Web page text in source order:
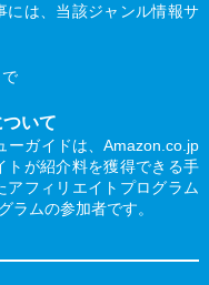
には、当該ジャンル情報サ
で
いて
ーガイドは、Amazon.co.jp
トが紹介料を獲得できる手
アフィリエイトプログラム
ラムの参加者です。